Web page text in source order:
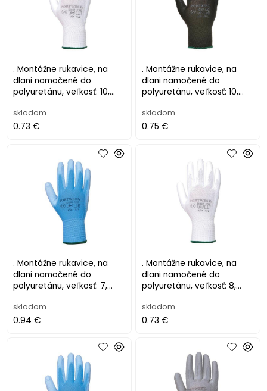
. Montážne rukavice, na
dlani namočené do
polyuretánu, veľkosť: 10,
skladom
0.73 €
. Montážne rukavice, na
dlani namočené do
polyuretánu, veľkosť: 10,
skladom
0.75 €
. Montážne rukavice, na
dlani namočené do
polyuretánu, veľkosť: 7,
skladom
0.94 €
. Montážne rukavice, na
dlani namočené do
polyuretánu, veľkosť: 8,
skladom
0.73 €